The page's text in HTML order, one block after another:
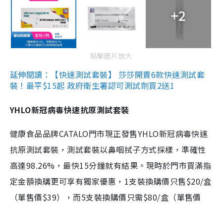
+2
點擊圖片放大
延伸閱讀：【快速測試套裝】 莎莎開賣6款快速測試套
裝！最平$15起 政府衛生署認可測試劑買2送1
YHLO新冠病毒快速抗原測試套裝
健康食品品牌CATALO門市現正發售YHLO新冠病毒快速
抗原測試套裝，測試套裝以鼻咽拭子方式採樣，準確性
高達98.26%，最快15分鐘就有結果。現時於門市買滿指
定金額換購更可享有獨家優惠，1支裝換購價只售$20/盒
（單售價$39），而5支裝換購價只需$80/盒（單售價